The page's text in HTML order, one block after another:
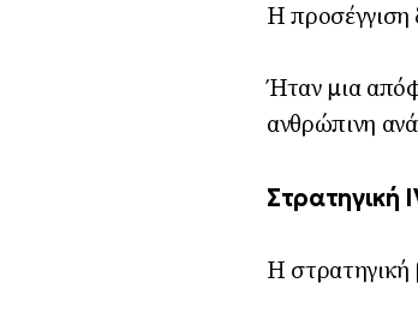
Η προσέγγιση
Ήταν μια
ανθρώπινη
Στρατηγική
Η στρατηγική